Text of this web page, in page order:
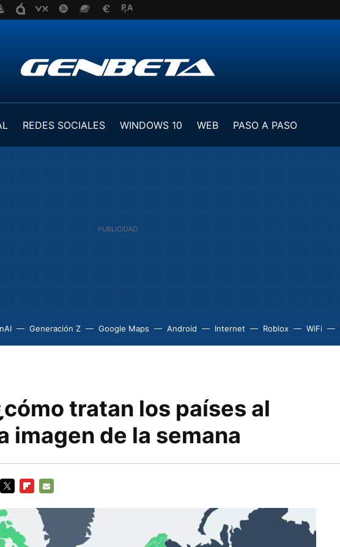
REDES SOCIALES WINDOWS 10 WEB
PASO A PASO
Generación Z Google Maps Android Internet Roblox WiFi
tratan los países al
imagen de la semana
MAIL